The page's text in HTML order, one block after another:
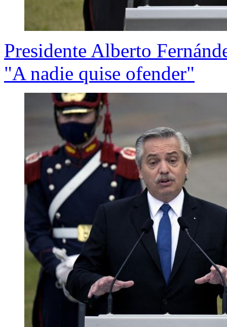
Presidente Alberto
"A nadie quise ofender"